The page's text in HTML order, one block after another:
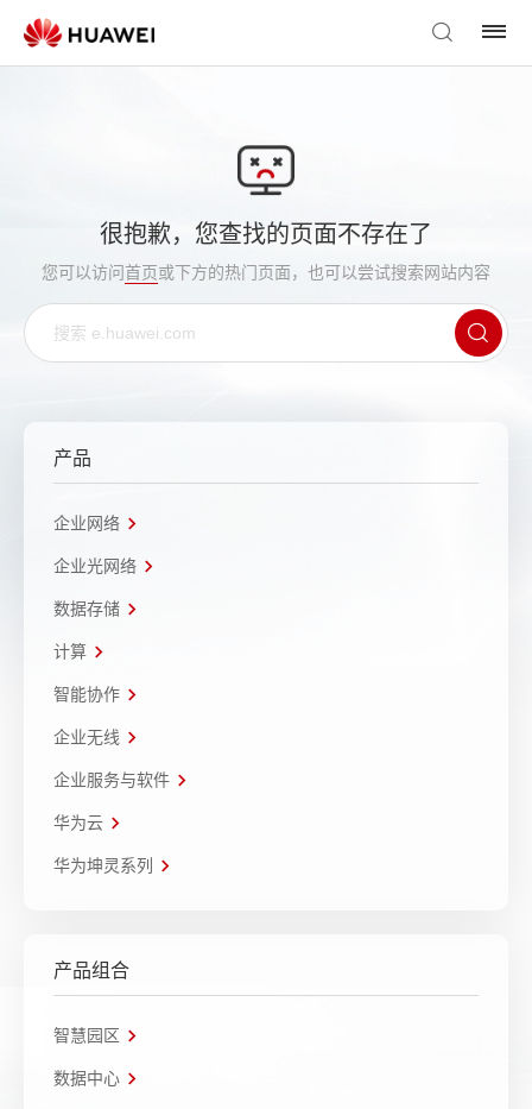
很抱歉，您查找的页面不存在了
您可以访问首页或下方的热门页面，也可以尝试搜索网站内容
产品
企业网络
企业光网络
数据存储
计算
智能协作
企业无线
企业服务与软件
华为云
华为坤灵系列
产品组合
智慧园区
数据中心